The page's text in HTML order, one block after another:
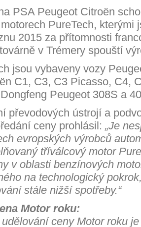
PSA Peugeot Citroën
PureTech,
2015 za přítomnosti
v Trémery spouští
jsou vybaveny vozy
C1, C3, C3 Picasso, C4,
Peugeot 308S a
převodových ústrojí a
ceny prohlásil: „Je
evropských výrobců
tříválcový motor
v oblasti benzínových
na technologický
stále nižší spotřeby.“
Motor roku:
ceny Motor roku